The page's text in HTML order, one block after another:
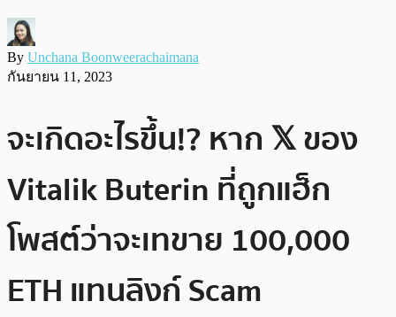
By Unchana Boonweerachaimana
กันยายน 11, 2023
จะเกิดอะไรขึ้น!? หาก 𝕏 ของ
Vitalik Buterin ที่ถูกแฮ็ก
โพสต์ว่าจะเทขาย 100,000
ETH แทนลิงก์ Scam